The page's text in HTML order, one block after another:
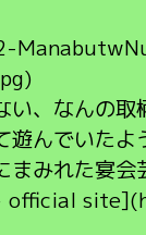
い、なんの
遊んでいた
まみれた宴
official